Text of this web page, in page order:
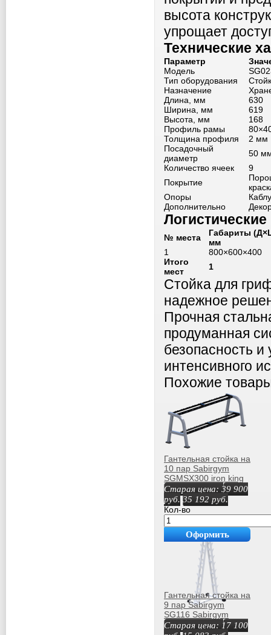
высота
упрощает
Технические
Параметр
Модель
Тип оборудования
Назначение
Длина, мм
630
Ширина, мм
619
Высота, мм
168
Профиль рамы
Толщина профиля
2 мм
Посадочный
диаметр
50
Количество ячеек
9
Покрытие
Опоры
Дополнительно
№ места
Габариты
мм
1
800×600×400
Итого
мест
1
Стойка для
надежное
Прочная
продуманная
безопасность и
интенсивного
Похожие
Гантельная стойка на
10 пар Sabirgym
SGMSX300 iron king
Старая цена: 39 900
руб. 35 192 руб.
Кол-во
Оформить
покупку
Гантельная стойка на
9 пар Sabirgym
SG116 Sabirgym
SG116
Старая цена: 17 100